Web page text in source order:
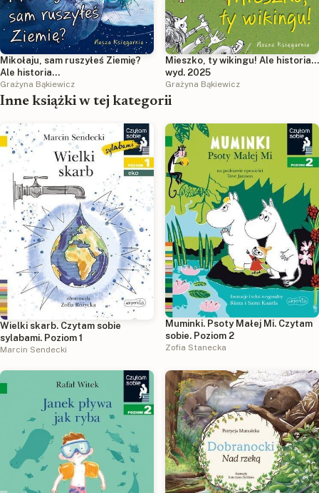
Mikołaju, sam ruszyłeś Ziemię?
Ale historia...
Grażyna Bąkiewicz
Mieszko, ty wikingu! Ale historia...
wyd. 2025
Grażyna Bąkiewicz
Inne książki w tej kategorii
Wielki skarb. Czytam sobie
sylabami. Poziom 1
Marcin Sendecki
Muminki. Psoty Małej Mi. Czytam
sobie. Poziom 2
Zofia Stanecka